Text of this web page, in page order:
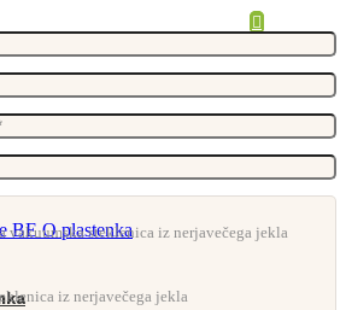
iz nerjavečega jekla